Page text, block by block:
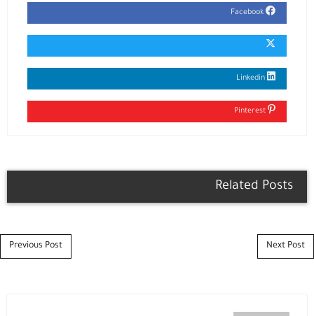
Related Posts
Post navigation
Previous Post Next Post